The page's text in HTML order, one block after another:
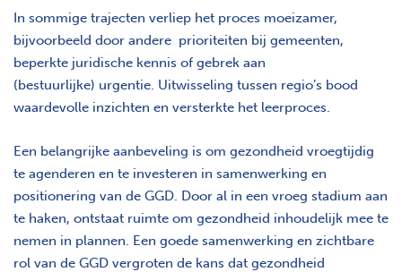
In sommige trajecten verliep het proces moeizamer,
bijvoorbeeld door andere prioriteiten bij gemeenten,
beperkte juridische kennis of gebrek aan
(bestuurlijke) urgentie. Uitwisseling tussen regio’s bood
waardevolle inzichten en versterkte het leerproces.
Een belangrijke aanbeveling is om gezondheid vroegtijdig
te agenderen en te investeren in samenwerking en
positionering van de GGD. Door al in een vroeg stadium aan
te haken, ontstaat ruimte om gezondheid inhoudelijk mee te
nemen in plannen. Een goede samenwerking en zichtbare
rol van de GGD vergroten de kans dat gezondheid